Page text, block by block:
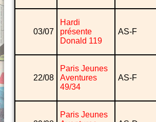
03/07
Hardi
présente
Donald 119
AS-F
22/08
Paris Jeunes
Aventures
49/34
AS-F
Paris Jeunes